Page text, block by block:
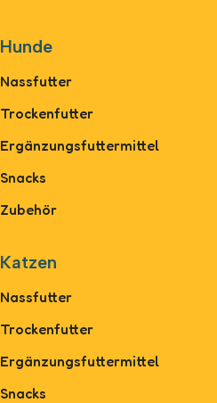
Hunde
Nassfutter
Trockenfutter
Ergänzungsfuttermittel
Snacks
Zubehör
Katzen
Nassfutter
Trockenfutter
Ergänzungsfuttermittel
Snacks